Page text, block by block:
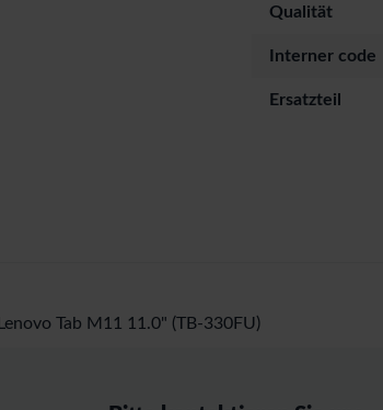
Qualität
Interner code
Ersatzteil
Lenovo Tab M11 11.0" (TB-330FU)